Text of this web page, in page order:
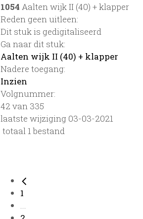
1054 Aalten wijk II (40) + klapper
Reden geen uitleen:
Dit stuk is gedigitaliseerd
Ga naar dit stuk:
Aalten wijk II (40) + klapper
Nadere toegang:
Inzien
Volgnummer:
42 van 335
laatste wijziging 03-03-2021
totaal 1 bestand
1
...